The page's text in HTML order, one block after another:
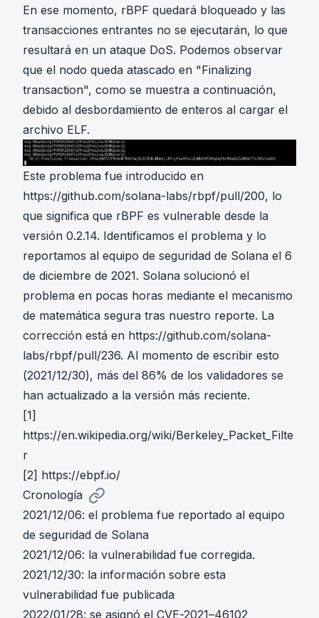
En ese momento, rBPF quedará bloqueado y las
transacciones entrantes no se ejecutarán, lo que
resultará en un ataque DoS. Podemos observar
que el nodo queda atascado en "Finalizing
transaction", como se muestra a continuación,
debido al desbordamiento de enteros al cargar el
archivo ELF.
Este problema fue introducido en
https://github.com/solana-labs/rbpf/pull/200, lo
que significa que rBPF es vulnerable desde la
versión 0.2.14. Identificamos el problema y lo
reportamos al equipo de seguridad de Solana el 6
de diciembre de 2021. Solana solucionó el
problema en pocas horas mediante el mecanismo
de matemática segura tras nuestro reporte. La
corrección está en https://github.com/solana-
labs/rbpf/pull/236. Al momento de escribir esto
(2021/12/30), más del 86% de los validadores se
han actualizado a la versión más reciente.
[1]
https://en.wikipedia.org/wiki/Berkeley_Packet_Filte
r
[2] https://ebpf.io/
Cronología
2021/12/06: el problema fue reportado al equipo
de seguridad de Solana
2021/12/06: la vulnerabilidad fue corregida.
2021/12/30: la información sobre esta
vulnerabilidad fue publicada
2022/01/28: se asignó el CVE-2021–46102